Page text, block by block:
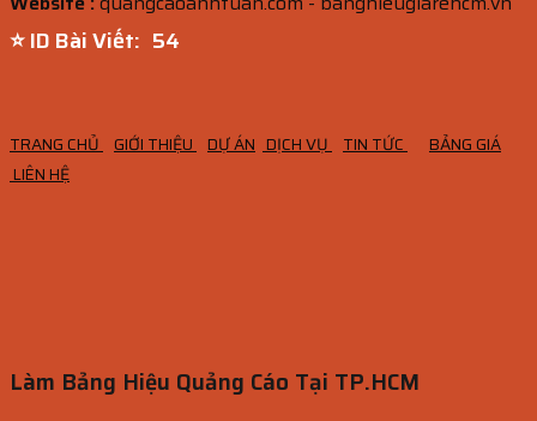
⭐ ID Bài Viết: 53
TRANG CHỦ GIỚI THIỆU DỰ ÁN DỊCH VỤ TIN TỨC
BẢNG GIÁ
LIÊN HỆ
Làm Bảng Hiệu Quảng Cáo Tại TP.HCM